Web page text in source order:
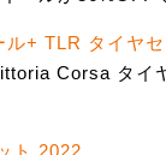
+ TLR タイヤ
Corsa タイ
ト 2022